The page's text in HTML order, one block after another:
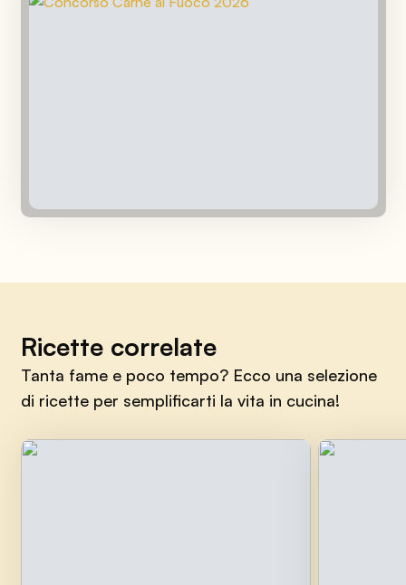
Ricette correlate
Tanta fame e poco tempo? Ecco una selezione
di ricette per semplificarti la vita in cucina!